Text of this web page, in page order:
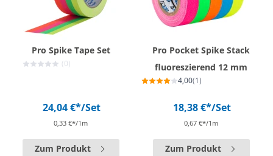
Pro Spike Tape Set
(0)
24,04 €*/Set
0,33 €*/1m
Zum Produkt
Pro Pocket Spike Stack
fluoreszierend 12 mm
4,00(1)
18,38 €*/Set
0,67 €*/1m
Zum Produkt